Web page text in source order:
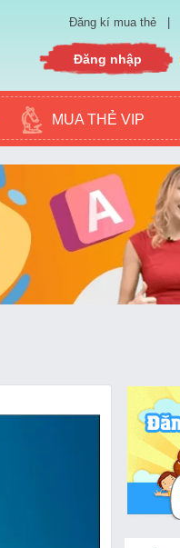
Đăng kí mua thẻ
Đăng nhập
MUA THẺ VIP